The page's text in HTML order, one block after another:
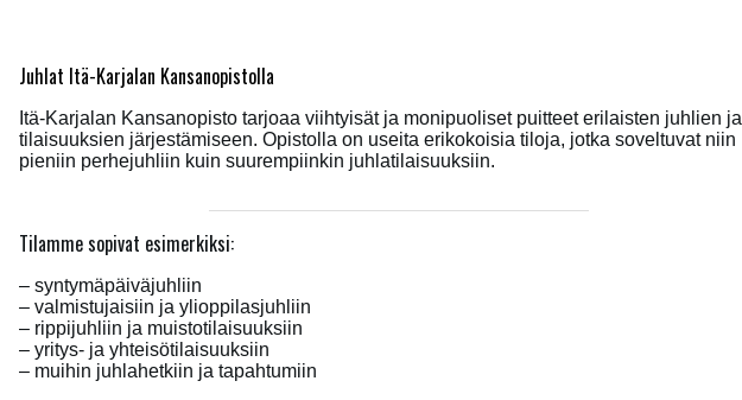
Juhlat Itä-Karjalan Kansanopistolla
Itä-Karjalan Kansanopisto tarjoaa viihtyisät ja monipuoliset puitteet erilaisten juhlien ja
tilaisuuksien järjestämiseen. Opistolla on useita erikokoisia tiloja, jotka soveltuvat niin
pieniin perhejuhliin kuin suurempiinkin juhlatilaisuuksiin.
Tilamme sopivat esimerkiksi:
– syntymäpäiväjuhliin
– valmistujaisiin ja ylioppilasjuhliin
– rippijuhliin ja muistotilaisuuksiin
– yritys- ja yhteisötilaisuuksiin
– muihin juhlahetkiin ja tapahtumiin